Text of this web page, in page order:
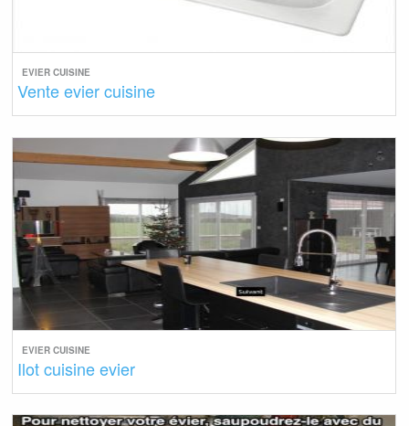
EVIER CUISINE
Vente evier cuisine
EVIER CUISINE
Ilot cuisine evier